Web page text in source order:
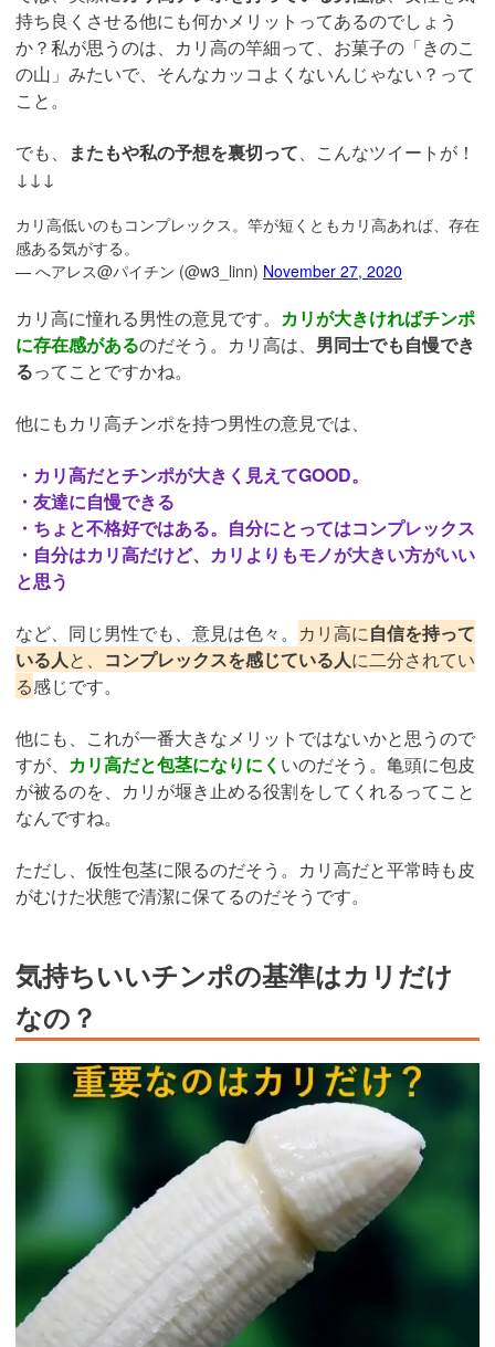
持ち良くさせる他にも何かメリットってあるのでしょう
か？私が思うのは、カリ高の竿細って、お菓子の「きのこ
の山」みたいで、そんなカッコよくないんじゃない？って
こと。
でも、 またもや私の予想を裏切って、こんなツイートが！
↓↓↓
カリ高低いのもコンプレックス。竿が短くともカリ高あれば、存在
感ある気がする。
— へアレス@パイチン (@w3_linn) November 27, 2020
カリ高に憧れる男性の意見です。 カリが大きければチンポ
に存在感があるのだそう。カリ高は、 男同士でも自慢でき
るってことですかね。
他にもカリ高チンポを持つ男性の意見では、
・カリ高だとチンポが大きく見えてGOOD。
・友達に自慢できる
・ちょと不格好ではある。自分にとってはコンプレックス
・自分はカリ高だけど、カリよりもモノが大きい方がいい
と思う
など、同じ男性でも、意見は色々。 カリ高に自信を持って
いる人と、 コンプレックスを感じている人に二分されてい
る感じです。
他にも、これが一番大きなメリットではないかと思うので
すが、 カリ高だと包茎になりにく いのだそう。亀頭に包皮
が被るのを、カリが堰き止める役割をしてくれるってこと
なんですね。
ただし、仮性包茎に限るのだそう。カリ高だと平常時も皮
がむけた状態で清潔に保てるのだそうです。
気持ちいいチンポの基準はカリだけ
なの？